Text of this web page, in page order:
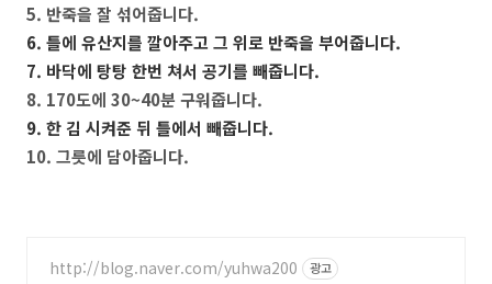
5. 반죽을 잘 섞어줍니다.
6. 틀에 유산지를 깔아주고 그 위로 반죽을 부어줍니다.
7. 바닥에 탕탕 한번 쳐서 공기를 빼줍니다.
8. 170도에 30~40분 구워줍니다.
9. 한 김 시켜준 뒤 틀에서 빼줍니다.
10. 그릇에 담아줍니다.
http://blog.naver.com/yuhwa200 광고